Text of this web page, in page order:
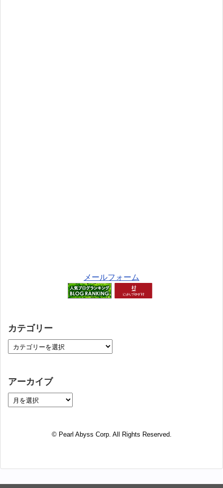
メールフォーム
カテゴリー
アーカイブ
© Pearl Abyss Corp. All Rights Reserved.